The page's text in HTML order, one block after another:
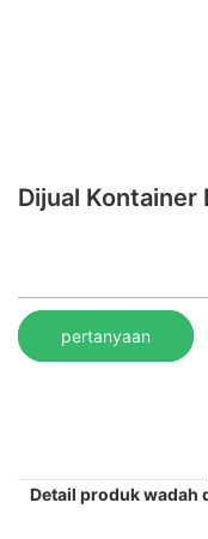
Dijual Kontainer
pertanyaan
Detail produk wadah